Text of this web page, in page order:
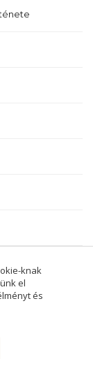
-
knak
el
és